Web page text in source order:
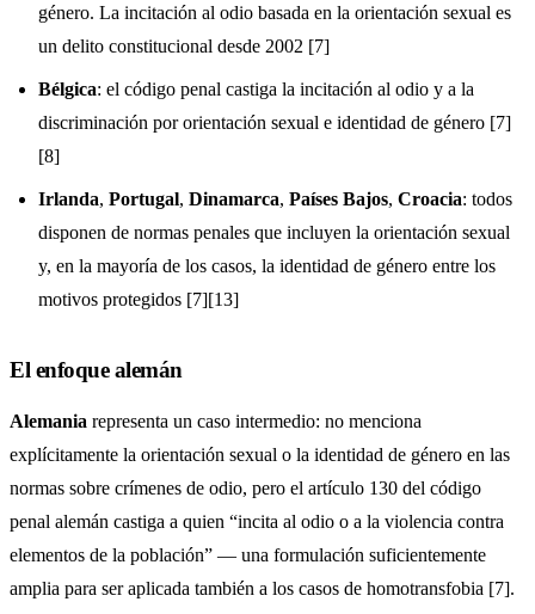
género. La incitación al odio basada en la orientación sexual es
un delito constitucional desde 2002 [7]
Bélgica: el código penal castiga la incitación al odio y a la
discriminación por orientación sexual e identidad de género [7]
[8]
Irlanda, Portugal, Dinamarca, Países Bajos, Croacia: todos
disponen de normas penales que incluyen la orientación sexual
y, en la mayoría de los casos, la identidad de género entre los
motivos protegidos [7][13]
El enfoque alemán
Alemania representa un caso intermedio: no menciona
explícitamente la orientación sexual o la identidad de género en las
normas sobre crímenes de odio, pero el artículo 130 del código
penal alemán castiga a quien “incita al odio o a la violencia contra
elementos de la población” — una formulación suficientemente
amplia para ser aplicada también a los casos de homotransfobia [7].